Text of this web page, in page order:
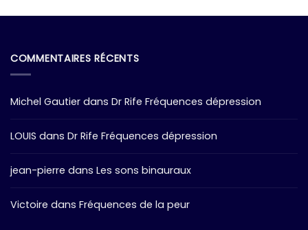
COMMENTAIRES RÉCENTS
Michel Gautier dans Dr Rife Fréquences dépression
LOUIS dans Dr Rife Fréquences dépression
jean-pierre dans Les sons binauraux
Victoire dans Fréquences de la peur